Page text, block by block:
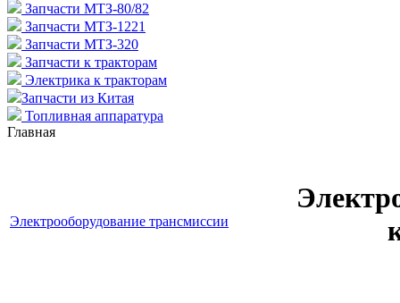
Запчасти МТЗ-80/82
Запчасти МТЗ-1221
Запчасти МТЗ-320
Запчасти к тракторам
Электрика к тракторам
Запчасти из Китая
Топливная аппаратура
Главная
Электрооборудование трансмиссии